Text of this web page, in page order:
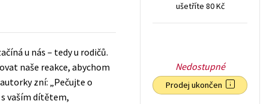
u nás – tedy u rodičů.
naše reakce, abychom
zní: „Pečujte o
vaším dítětem,
ušetříte 80 Kč
Nedostupné
Prodej ukončen